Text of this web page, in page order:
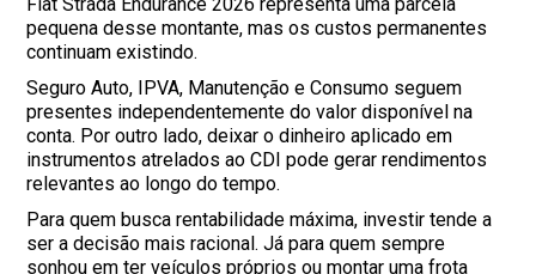
pequena desse montante, mas os custos permanentes
continuam existindo.
Seguro Auto, IPVA, Manutenção e Consumo seguem
presentes independentemente do valor disponível na
conta. Por outro lado, deixar o dinheiro aplicado em
instrumentos atrelados ao CDI pode gerar rendimentos
relevantes ao longo do tempo.
Para quem busca rentabilidade máxima, investir tende a
ser a decisão mais racional. Já para quem sempre
sonhou em ter veículos próprios ou montar uma frota